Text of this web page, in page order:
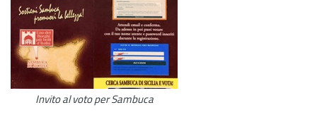
Invito al voto per Sambuca